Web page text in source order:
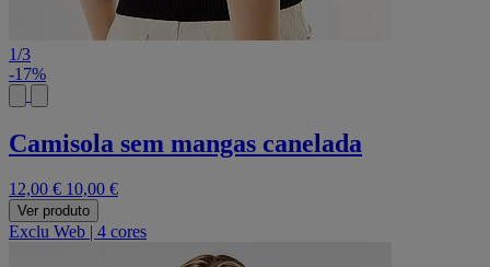
1/3
-17%
Camisola sem mangas canelada
12,00 € 10,00 €
Ver produto
Exclu Web 4 cores